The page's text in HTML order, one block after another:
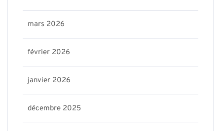
mars 2026
février 2026
janvier 2026
décembre 2025